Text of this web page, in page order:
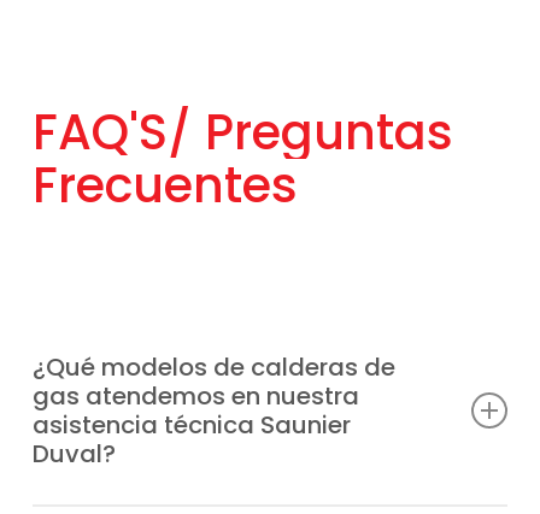
FAQ'S/ Preguntas
Frecuentes
¿Qué modelos de calderas de
gas atendemos en nuestra
asistencia técnica Saunier
Duval?